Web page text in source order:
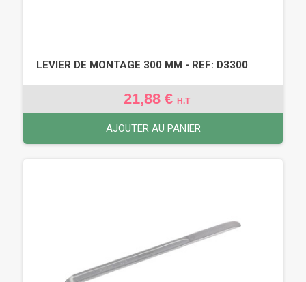
LEVIER DE MONTAGE 300 MM - REF: D3300
21,88 € H.T
AJOUTER AU PANIER